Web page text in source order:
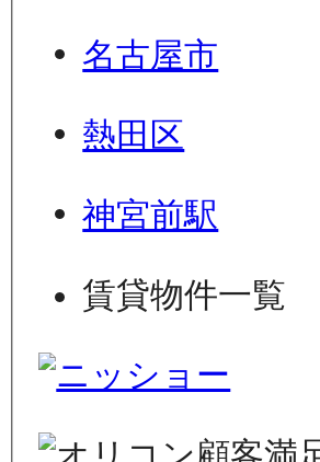
名古屋市
熱田区
神宮前駅
賃貸物件一覧